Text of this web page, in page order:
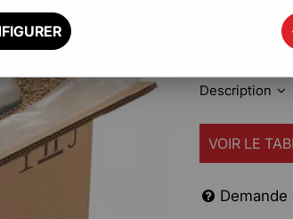
solides avec
large
tranquillité
Description
VOIR LE